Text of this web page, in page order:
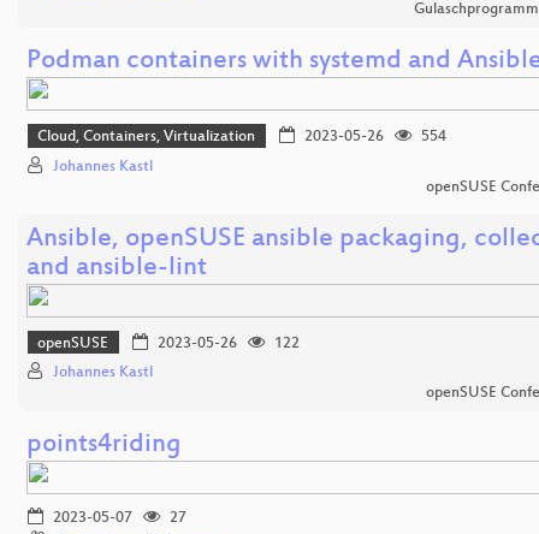
Podman containers with systemd and
Cloud, Containers, Virtualization 2023-05-26
554
Johannes Kastl
openSUSE
Ansible, openSUSE ansible packaging,
and ansible-lint
openSUSE 2023-05-26
122
Johannes Kastl
openSUSE
points4riding
2023-05-07
27